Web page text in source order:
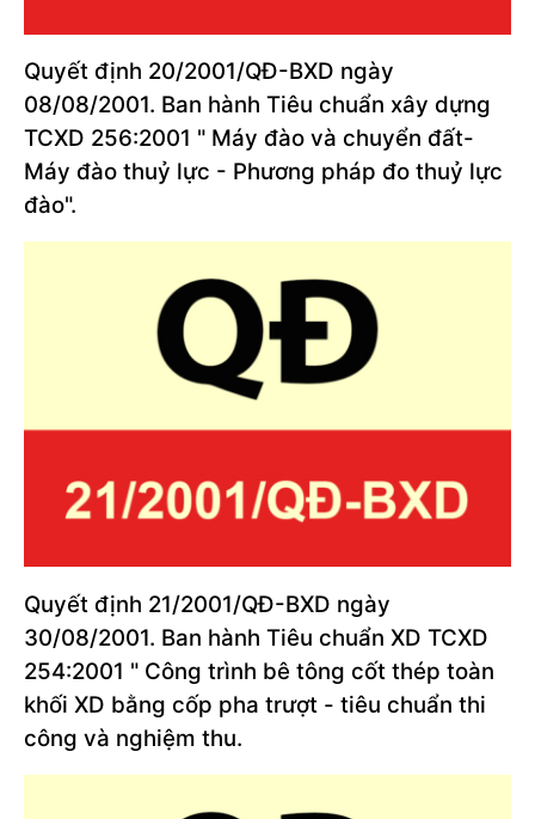
Quyết định 20/2001/QĐ-BXD ngày
08/08/2001. Ban hành Tiêu chuẩn xây dựng
TCXD 256:2001 " Máy đào và chuyển đất-
Máy đào thuỷ lực - Phương pháp đo thuỷ lực
đào".
Quyết định 21/2001/QĐ-BXD ngày
30/08/2001. Ban hành Tiêu chuẩn XD TCXD
254:2001 " Công trình bê tông cốt thép toàn
khối XD bằng cốp pha trượt - tiêu chuẩn thi
công và nghiệm thu.